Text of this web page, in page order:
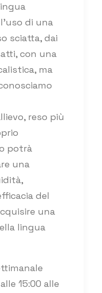
di una
sciatta, dai
con una
ma
reso più
potrà
una
del
una
lingua
15:00 alle